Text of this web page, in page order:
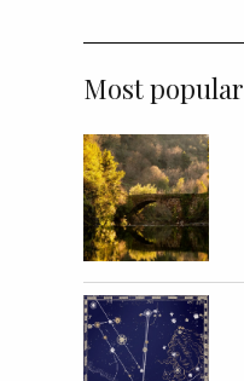
Most popular